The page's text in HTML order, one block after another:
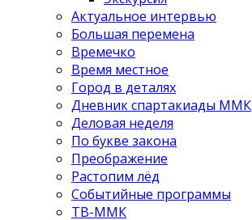
Актуальное интервью
Большая перемена
Времечко
Время местное
Город в деталях
Дневник спартакиады ММК
Деловая неделя
По букве закона
Преображение
Растопим лёд
Событийные программы
ТВ-ММК